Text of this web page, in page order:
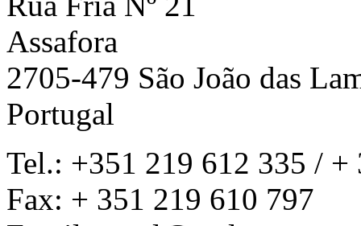
Assafora
2705-479 São João das
Portugal
Tel.: +351 219 612 335 / +
Fax: + 351 219 610 797